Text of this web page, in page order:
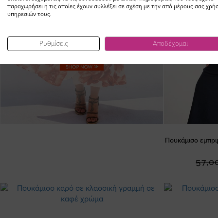
Πουκάμισο
παραχωρήσει ή τις οποίες έχουν συλλέξει σε σχέση με την από μέρους σας
υπηρεσιών τους.
Ρυθμίσεις Αποδέχομαι